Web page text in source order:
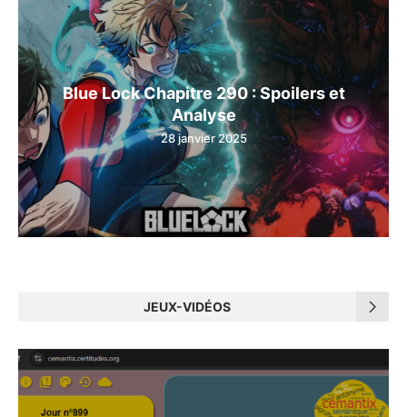
Blue Lock Chapitre 290 : Spoilers et
Analyse
28 janvier 2025
JEUX-VIDÉOS